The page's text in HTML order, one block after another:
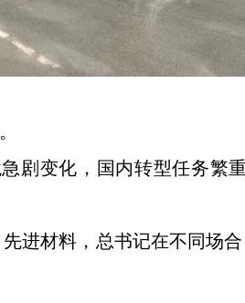
剧变化，国内转型任务繁
进材料，总书记在不同场